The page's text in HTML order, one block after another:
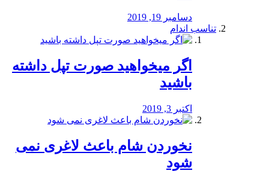
دسامبر 19, 2019
تناسب اندام
اگر میخواهید صورت تپل داشته
باشید
اکتبر 3, 2019
نخوردن شام باعث لاغری نمی
‌شود